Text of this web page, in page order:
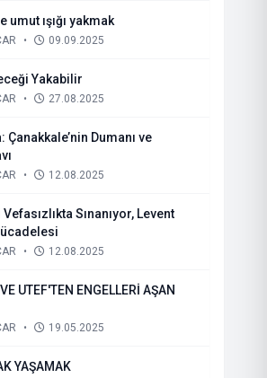
umut ışığı yakmak
• 09.09.2025
Yakabilir
• 27.08.2025
Çanakkale’nin Dumanı ve
• 12.08.2025
• 12.08.2025
UTEF'TEN ENGELLERİ AŞAN
• 19.05.2025
YAŞAMAK